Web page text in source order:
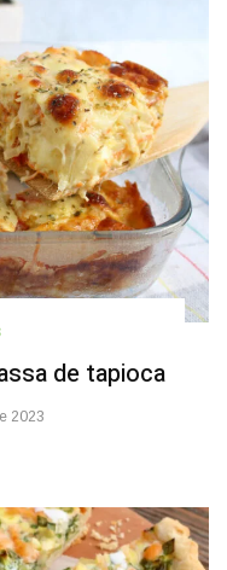
de tapioca
2023